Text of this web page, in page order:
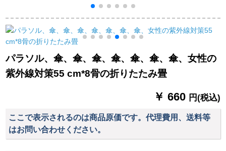
電気自動車バイクレ
ースレース2 A特蔵青
XXXLコードド
性ビジネ増量大晴雨
兼用傘M 120紫
パラソル、傘、傘、傘、傘、傘、傘、傘、女性の
紫外線対策55 cm*8骨の折りたたみ畳
￥ 660 円(税込)
ここで表示されるのは商品原価です。代理費用、送料等
はお問い合わせください。